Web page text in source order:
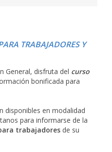
TRABAJADORES Y
General, disfruta del curso
bonificada para
disponibles en modalidad
para informarse de la
trabajadores de su